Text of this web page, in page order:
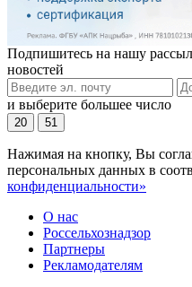
Подпишитесь на нашу
новостей
и выберите большее число
20 51
Нажимая на кнопку, Вы
персональных данных в
конфиденциальности»
О нас
Россельхознадзор
Партнеры
Рекламодателям